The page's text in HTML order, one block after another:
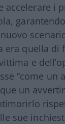
accelerare i
era quella
e
“come un
un
sue